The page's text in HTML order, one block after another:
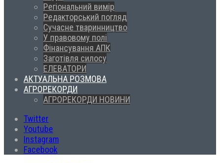
Регіональний вимір
Редакторський погляд
Сучасне тваринництво
У правовому полі
Фінансування АПК
Заготівля силосу
ЕЛЕВАТОРИ
АКТУАЛЬНА РОЗМОВА
АГРОРЕКОРДИ
АГРОРЕКОРДИ НОВИНИ
Twitter
Youtube
Instagram
Facebook